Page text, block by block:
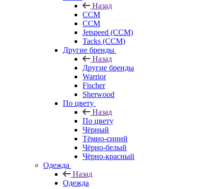
Назад
CCM
CCM
Jetspeed (CCM)
Tacks (CCM)
Другие бренды
Назад
Другие бренды
Warrior
Fischer
Sherwood
По цвету
Назад
По цвету
Чёрный
Тёмно-синий
Чёрно-белый
Чёрно-красный
Одежда
Назад
Одежда